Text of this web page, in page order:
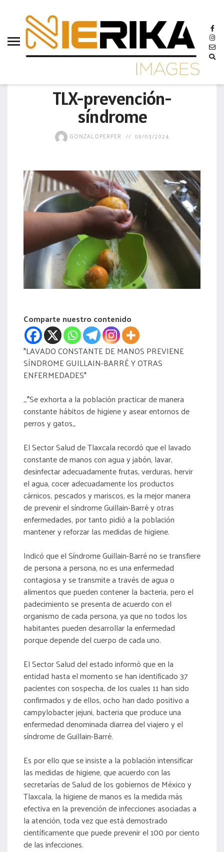
TLX-prevención-
síndrome
GONZALOPERPER 09/03/2024
Comparte nuestro contenido
*LAVADO CONSTANTE DE MANOS PREVIENE
SÍNDROME GUILLAIN-BARRÉ Y OTRAS
ENFERMEDADES*
_*Se exhorta a la población practicar de manera
constante hábitos de higiene y asear entornos de
perros y gatos_
El Sector Salud de Tlaxcala recordó que el lavado
constante de manos con agua y jabón, lavar,
desinfectar adecuadamente frutas, verduras, hervir
el agua, cocer adecuadamente los productos
cárnicos, pescados y mariscos, es la mejor manera
de prevenir el síndrome Guillain-Barré y otras
enfermedades, por tanto pidió a la población
mantener y reforzar las medidas de higiene.
Indicó que el Síndrome Guillain-Barré no se transfiere
de persona a persona, no es una enfermedad
contagiosa y se transmite a través de agua o
alimentos que pueden contener la bacteria, pero el
padecimiento se presenta de acuerdo con el
organismo de cada persona, ya que no todos los
habitantes pueden desarrollar la enfermedad
porque depende del cuerpo de cada uno.
El Sector Salud del estado informó que en la
entidad hasta el momento se han identificado 37
pacientes con sospecha, de los cuales 11 han sido
confirmados y de ellos, ocho han dado positivo a
campylobacter jejuni, bacteria que produce una
enfermedad denominada diarrea del viajero y el
síndrome de Guillain-Barré.
Es por ello que se insiste a la población intensificar
las medidas de higiene, que acuerdo con las
secretarías de Salud de los gobiernos de México y
Tlaxcala, la higiene de manos es la medida más
efectiva en la prevención de infecciones asociadas a
la atención, toda vez que está demostrado
científicamente que puede prevenir el 100 por ciento
de las infecciones.
aamtlax
abanderamiento
acervo
aclaración
acreditación